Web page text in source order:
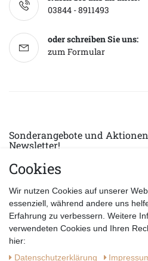
03844 - 8911493
oder schreiben Sie uns:
zum Formular
Sonderangebote und
Newsletter!
E-MAIL *
Cookies
Wir nutzen Cookies auf unserer
essenziell, während andere uns
Erfahrung zu verbessern. Weitere
verwendeten Cookies und Ihren
hier:
Daten­schutz­erklärung